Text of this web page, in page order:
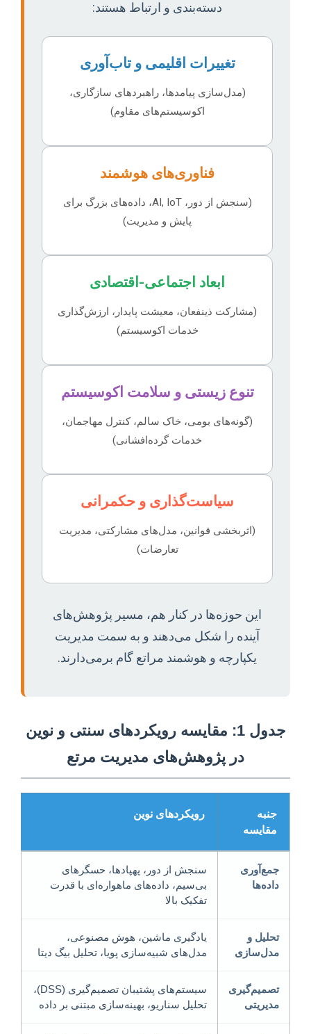
دسته‌بندی و ارتباط هستند:
تغییرات اقلیمی و تاب‌آوری
(مدل‌سازی پیامدها، راهبردهای سازگاری،
اکوسیستم‌های مقاوم)
فناوری‌های هوشمند
(سنجش از دور، AI, IoT، داده‌های بزرگ برای
پایش و مدیریت)
ابعاد اجتماعی-اقتصادی
(مشارکت ذینفعان، معیشت پایدار، ارزش‌گذاری
خدمات اکوسیستم)
تنوع زیستی و سلامت اکوسیستم
(گونه‌های بومی، خاک سالم، کنترل مهاجمان،
خدمات گرده‌افشانی)
سیاست‌گذاری و حکمرانی
(اثربخشی قوانین، مدل‌های مشارکتی، مدیریت
تعارضات)
این حوزه‌ها در کنار هم، مسیر پژوهش‌های
آینده را شکل می‌دهند و به سمت مدیریت
یکپارچه و هوشمند مراتع گام برمی‌دارند.
جدول 1: مقایسه رویکردهای سنتی و نوین
در پژوهش‌های مدیریت مرتع
جنبه
مقایسه
رویکردهای نوین
جمع‌آوری
داده‌ها
سنجش از دور، پهپادها، حسگرهای
بی‌سیم، داده‌های ماهواره‌ای با قدرت
تفکیک بالا
تحلیل و
مدل‌سازی
یادگیری ماشین، هوش مصنوعی،
مدل‌های شبیه‌سازی پویا، تحلیل بیگ دیتا
تصمیم‌گیری
مدیریتی
سیستم‌های پشتیبان تصمیم‌گیری (DSS)،
تحلیل سناریو، بهینه‌سازی مبتنی بر داده